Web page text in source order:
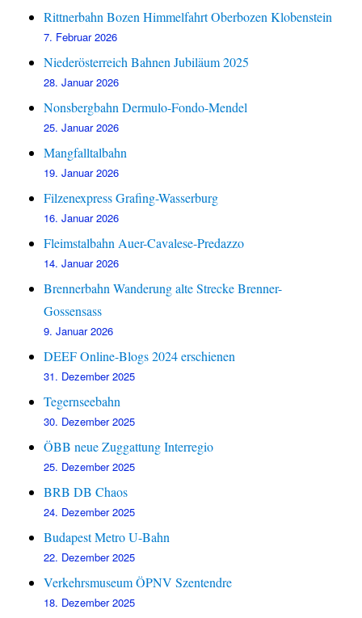
Rittnerbahn Bozen Himmelfahrt Oberbozen Klobenstein
7. Februar 2026
Niederösterreich Bahnen Jubiläum 2025
28. Januar 2026
Nonsbergbahn Dermulo-Fondo-Mendel
25. Januar 2026
Mangfalltalbahn
19. Januar 2026
Filzenexpress Grafing-Wasserburg
16. Januar 2026
Fleimstalbahn Auer-Cavalese-Predazzo
14. Januar 2026
Brennerbahn Wanderung alte Strecke Brenner-
Gossensass
9. Januar 2026
DEEF Online-Blogs 2024 erschienen
31. Dezember 2025
Tegernseebahn
30. Dezember 2025
ÖBB neue Zuggattung Interregio
25. Dezember 2025
BRB DB Chaos
24. Dezember 2025
Budapest Metro U-Bahn
22. Dezember 2025
Verkehrsmuseum ÖPNV Szentendre
18. Dezember 2025